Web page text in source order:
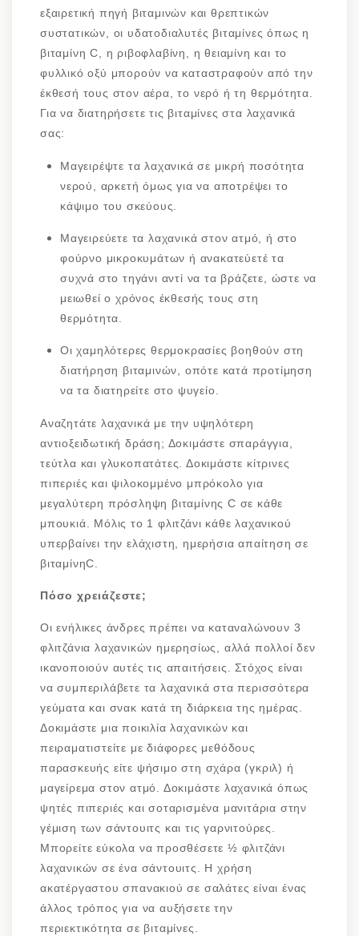
εξαιρετική πηγή βιταμινών και θρεπτικών
συστατικών, οι υδατοδιαλυτές βιταμίνες όπως η
βιταμίνη C, η ριβοφλαβίνη, η θειαμίνη και το
φυλλικό οξύ μπορούν να καταστραφούν από την
έκθεσή τους στον αέρα, το νερό ή τη θερμότητα.
Για να διατηρήσετε τις βιταμίνες στα λαχανικά
σας:
Μαγειρέψτε τα λαχανικά σε μικρή ποσότητα
νερού, αρκετή όμως για να αποτρέψει το
κάψιμο του σκεύους.
Μαγειρεύετε τα λαχανικά στον ατμό, ή στο
φούρνο μικροκυμάτων ή ανακατεύετέ τα
συχνά στο τηγάνι αντί να τα βράζετε, ώστε να
μειωθεί ο χρόνος έκθεσής τους στη
θερμότητα.
Οι χαμηλότερες θερμοκρασίες βοηθούν στη
διατήρηση βιταμινών, οπότε κατά προτίμηση
να τα διατηρείτε στο ψυγείο.
Αναζητάτε λαχανικά με την υψηλότερη
αντιοξειδωτική δράση; Δοκιμάστε σπαράγγια,
τεύτλα και γλυκοπατάτες. Δοκιμάστε κίτρινες
πιπεριές και ψιλοκομμένο μπρόκολο για
μεγαλύτερη πρόσληψη βιταμίνης C σε κάθε
μπουκιά. Μόλις το 1 φλιτζάνι κάθε λαχανικού
υπερβαίνει την ελάχιστη, ημερήσια απαίτηση σε
βιταμίνηC.
Πόσο χρειάζεστε;
Οι ενήλικες άνδρες πρέπει να καταναλώνουν 3
φλιτζάνια λαχανικών ημερησίως, αλλά πολλοί δεν
ικανοποιούν αυτές τις απαιτήσεις. Στόχος είναι
να συμπεριλάβετε τα λαχανικά στα περισσότερα
γεύματα και σνακ κατά τη διάρκεια της ημέρας.
Δοκιμάστε μια ποικιλία λαχανικών και
πειραματιστείτε με διάφορες μεθόδους
παρασκευής είτε ψήσιμο στη σχάρα (γκριλ) ή
μαγείρεμα στον ατμό. Δοκιμάστε λαχανικά όπως
ψητές πιπεριές και σοταρισμένα μανιτάρια στην
γέμιση των σάντουιτς και τις γαρνιτούρες.
Μπορείτε εύκολα να προσθέσετε ½ φλιτζάνι
λαχανικών σε ένα σάντουιτς. Η χρήση
ακατέργαστου σπανακιού σε σαλάτες είναι ένας
άλλος τρόπος για να αυξήσετε την
περιεκτικότητα σε βιταμίνες.